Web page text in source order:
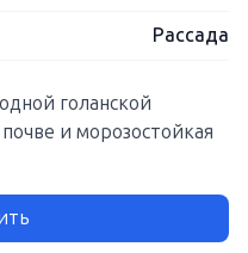
Рассада
голанской
и морозостойкая